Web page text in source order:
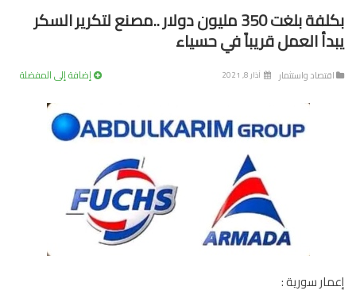
بكلفة بلغت 350 مليون دولار ..مصنع لتكرير السكر
العمل قريباً في حسياء
واستثمار آذار 8, 2021 إضافة إلى المفضلة
سورية :